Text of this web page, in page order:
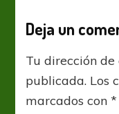
Deja un
Tu dirección de
publicada. Los
marcados con*